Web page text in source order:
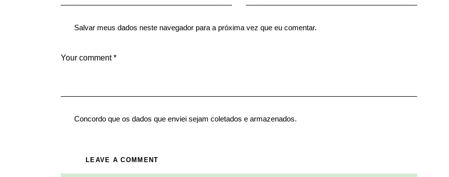
Salvar meus dados neste navegador para a próxima vez que eu comentar.
Concordo que os dados que enviei sejam coletados e armazenados.